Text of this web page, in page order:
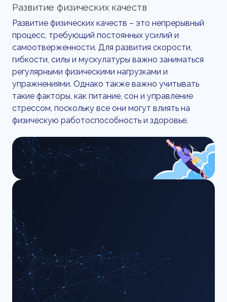
Развитие физических качеств
Развитие физических качеств – это непрерывный
процесс, требующий постоянных усилий и
самоотверженности. Для развития скорости,
гибкости, силы и мускулатуры важно заниматься
регулярными физическими нагрузками и
упражнениями. Однако также важно учитывать
такие факторы, как питание, сон и управление
стрессом, поскольку все они могут влиять на
физическую работоспособность и здоровье.